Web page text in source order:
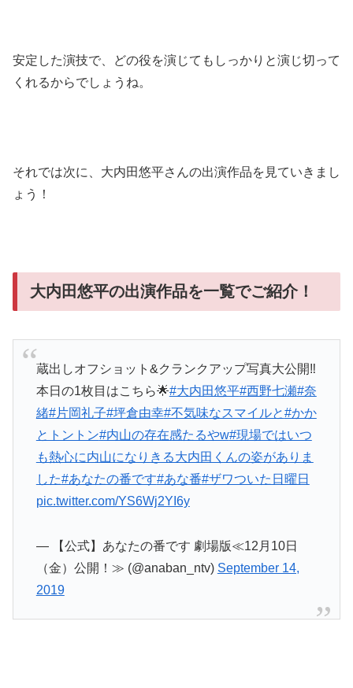
安定した演技で、どの役を演じてもしっかりと演じ切って
くれるからでしょうね。
それでは次に、大内田悠平さんの出演作品を見ていきまし
ょう！
大内田悠平の出演作品を一覧でご紹介！
蔵出しオフショット&クランクアップ写真大公開‼️
本日の1枚目はこちら🌟#大内田悠平#西野七瀬#奈
緒#片岡礼子#坪倉由幸#不気味なスマイルと#かか
とトントン#内山の存在感たるやw#現場ではいつ
も熱心に内山になりきる大内田くんの姿がありま
した#あなたの番です#あな番#ザワついた日曜日
pic.twitter.com/YS6Wj2YI6y
— 【公式】あなたの番です 劇場版≪12月10日
（金）公開！≫ (@anaban_ntv) September 14,
2019